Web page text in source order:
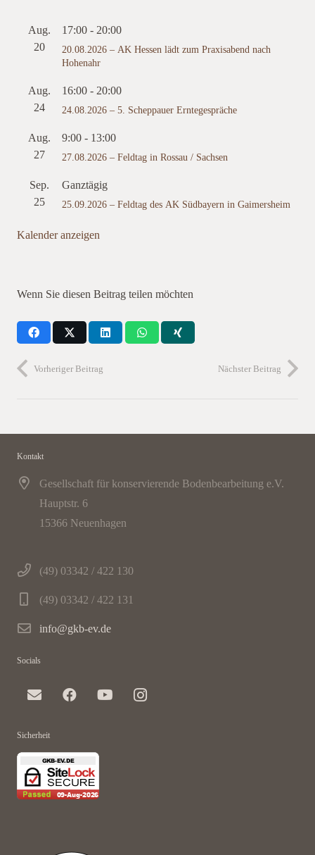
Aug.
20
17:00-20:00
20.08.2026 – AK Hessen lädt zum Praxisabend nach
Hohenahr
Aug.
24
16:00-20:00
24.08.2026 – 5. Scheppauer Erntegespräche
Aug.
27
9:00- 13:00
27.08.2026 – Feldtag in Rossau / Sachsen
Sep.
25
Ganztägig
25.09.2026 – Feldtag des AK Südbayern in Gaimersheim
Kalender anzeigen
Wenn Sie diesen Beitrag teilen möchten
Vorheriger Beitrag Nächster Beitrag
Kontakt
Gesellschaft für konservierende Bodenbearbeitung e.V.
Hauptstr. 6
15366 Neuenhagen
(49) 03342 / 422 130
(49) 03342 / 422 131
info@gkb-ev.de
Socials
Sicherheit